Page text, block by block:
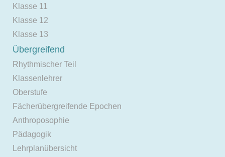
Klasse 11
Klasse 12
Klasse 13
Übergreifend
Rhythmischer Teil
Klassenlehrer
Oberstufe
Fächerübergreifende Epochen
Anthroposophie
Pädagogik
Lehrplanübersicht